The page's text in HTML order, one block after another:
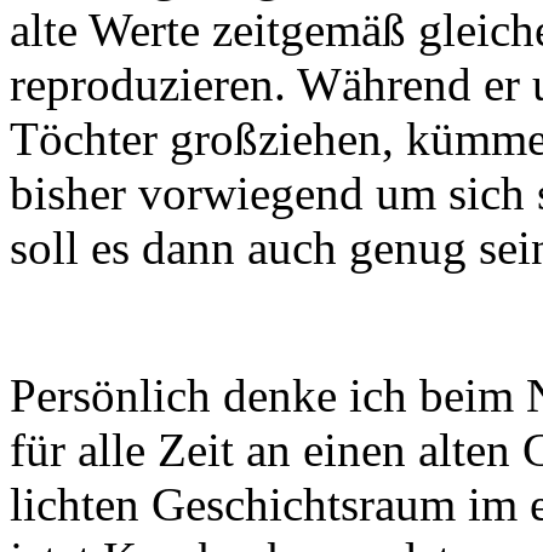
alte Werte zeitgemäß
reproduzieren. Während
Töchter großziehen,
bisher vorwiegend um
soll es dann auch genug
Persönlich denke ich
für alle Zeit an einen alten
lichten Geschichtsraum im